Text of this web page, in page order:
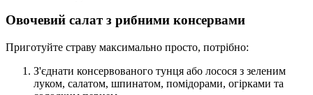
Овочевий салат з рибними консервами
Приготуйте страву максимально просто, потрібно:
З'єднати консервованого тунця або лосося з зеленим
луком, салатом, шпинатом, помідорами, огірками та